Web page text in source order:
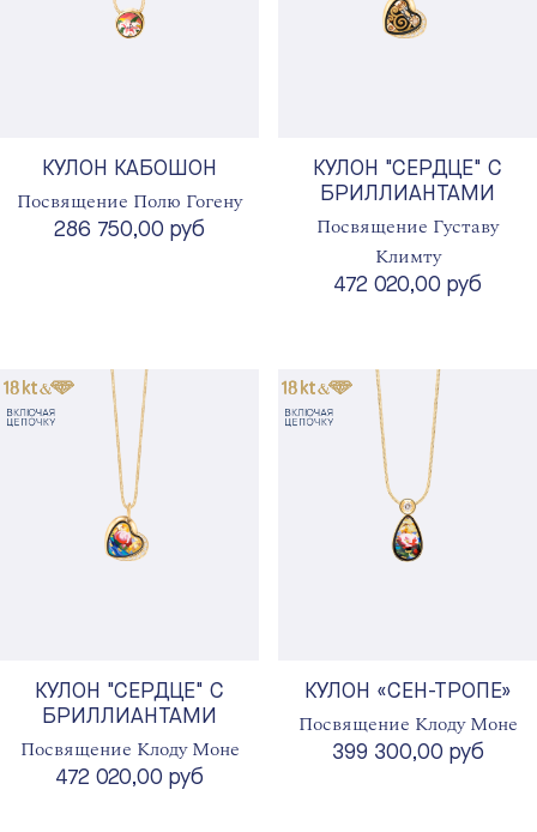
КУЛОН КАБОШОН
Посвящение Полю Гогену
286 750,00 руб
КУЛОН "СЕРДЦЕ" С
БРИЛЛИАНТАМИ
Посвящение Густаву
Климту
472 020,00 руб
КУЛОН "СЕРДЦЕ" С
БРИЛЛИАНТАМИ
Посвящение Клоду Моне
472 020,00 руб
КУЛОН «СЕН-ТРОПЕ»
Посвящение Клоду Моне
399 300,00 руб